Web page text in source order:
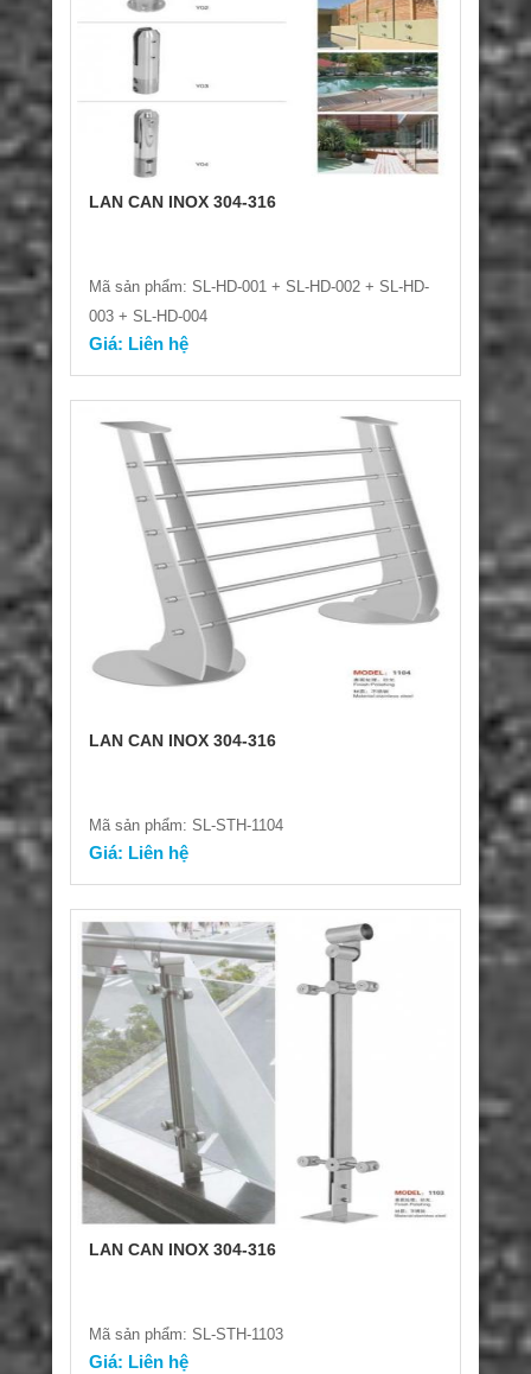
LAN CAN INOX 304-316
Mã sản phẩm: SL-HD-001 + SL-HD-002 + SL-HD-
003 + SL-HD-004
Giá: Liên hệ
LAN CAN INOX 304-316
Mã sản phẩm: SL-STH-1104
Giá: Liên hệ
LAN CAN INOX 304-316
Mã sản phẩm: SL-STH-1103
Giá: Liên hệ